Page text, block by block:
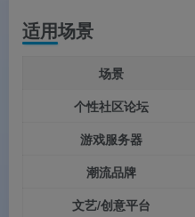
适用场景
场景
个性社区论坛
游戏服务器
潮流品牌
文艺/创意平台